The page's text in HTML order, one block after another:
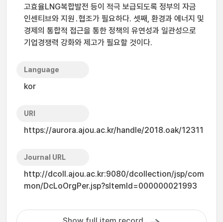
고효율LNG복합발전 등이 적극 보급되도록 정부의 자금
인센티브와 지원․협조가 필요하다. 셋째, 환경과 에너지 및
경제의 통합적 접근을 통한 정책의 유연성과 일관성으로
기업경쟁력 강화와 제고가 필요할 것이다.
Language
kor
URI
https://aurora.ajou.ac.kr/handle/2018.oak/12311
Journal URL
http://dcoll.ajou.ac.kr:9080/dcollection/jsp/com
mon/DcLoOrgPer.jsp?sItemId=000000021993